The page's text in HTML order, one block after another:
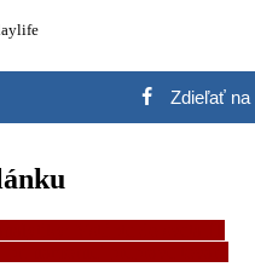
Zdieľať na